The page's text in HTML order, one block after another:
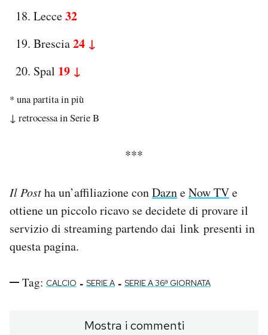
Lecce32
Brescia24 ↓
Spal 19 ↓
* una partita in più
↓ retrocessa in Serie B
***
Il Postha un’affiliazione conDazneNow TVe
ottiene un piccolo ricavo se decidete di provare il
servizio di streaming partendo dai link presenti in
questa pagina.
Tag: CALCIO - SERIE A - SERIE A 36ª GIORNATA
Mostra i commenti